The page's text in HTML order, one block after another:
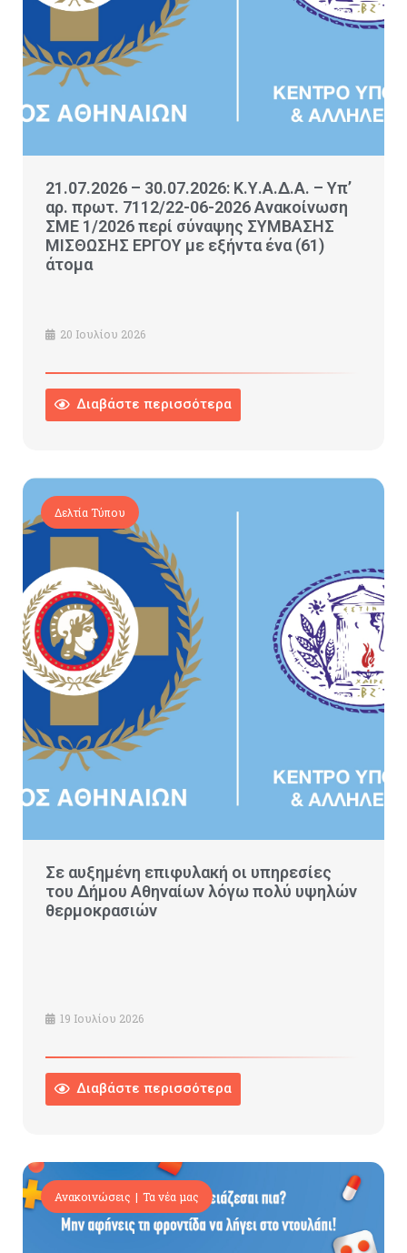
21.07.2026 – 30.07.2026: Κ.Υ.Α.Δ.Α. – Υπ’
αρ. πρωτ. 7112/22-06-2026 Ανακοίνωση
ΣΜΕ 1/2026 περί σύναψης ΣΥΜΒΑΣΗΣ
ΜΙΣΘΩΣΗΣ ΕΡΓΟΥ με εξήντα ένα (61)
άτομα
20 Ιουλίου 2026
Διαβάστε περισσότερα
Δελτία Τύπου
Σε αυξημένη επιφυλακή οι υπηρεσίες
του Δήμου Αθηναίων λόγω πολύ υψηλών
θερμοκρασιών
19 Ιουλίου 2026
Διαβάστε περισσότερα
Ανακοινώσεις Τα νέα μας